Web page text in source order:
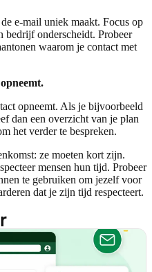
e-mail uniek maakt. Focus op
bedrijf onderscheidt. Probeer
waarom je contact met
opneemt. Als je bijvoorbeeld
dan een overzicht van je plan
het verder te bespreken.
ze moeten kort zijn.
mensen hun tijd. Probeer
te gebruiken om jezelf voor
dat je zijn tijd respecteert.